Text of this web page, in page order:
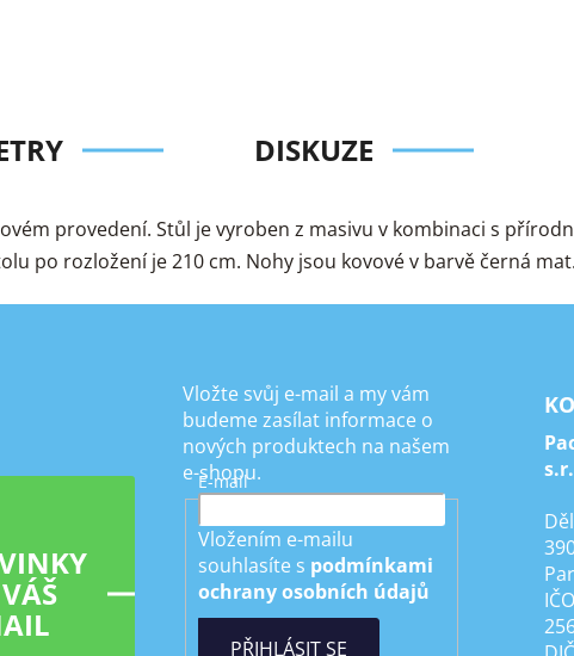
DISKUZE
provedení. Stůl je vyroben z masivu v kombinaci s
po rozložení je 210 cm. Nohy jsou kovové v barvě černá
Vložte svůj e-mail a my vám
budeme zasílat informace o
nových produktech na našem
e-shopu.
E-mail
Vložením e-mailu
souhlasíte s podmínkami
ochrany osobních údajů
PŘIHLÁSIT SE